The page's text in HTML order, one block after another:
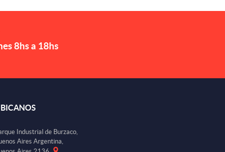
8hs a 18hs
Industrial de Burzaco,
Aires Argentina,